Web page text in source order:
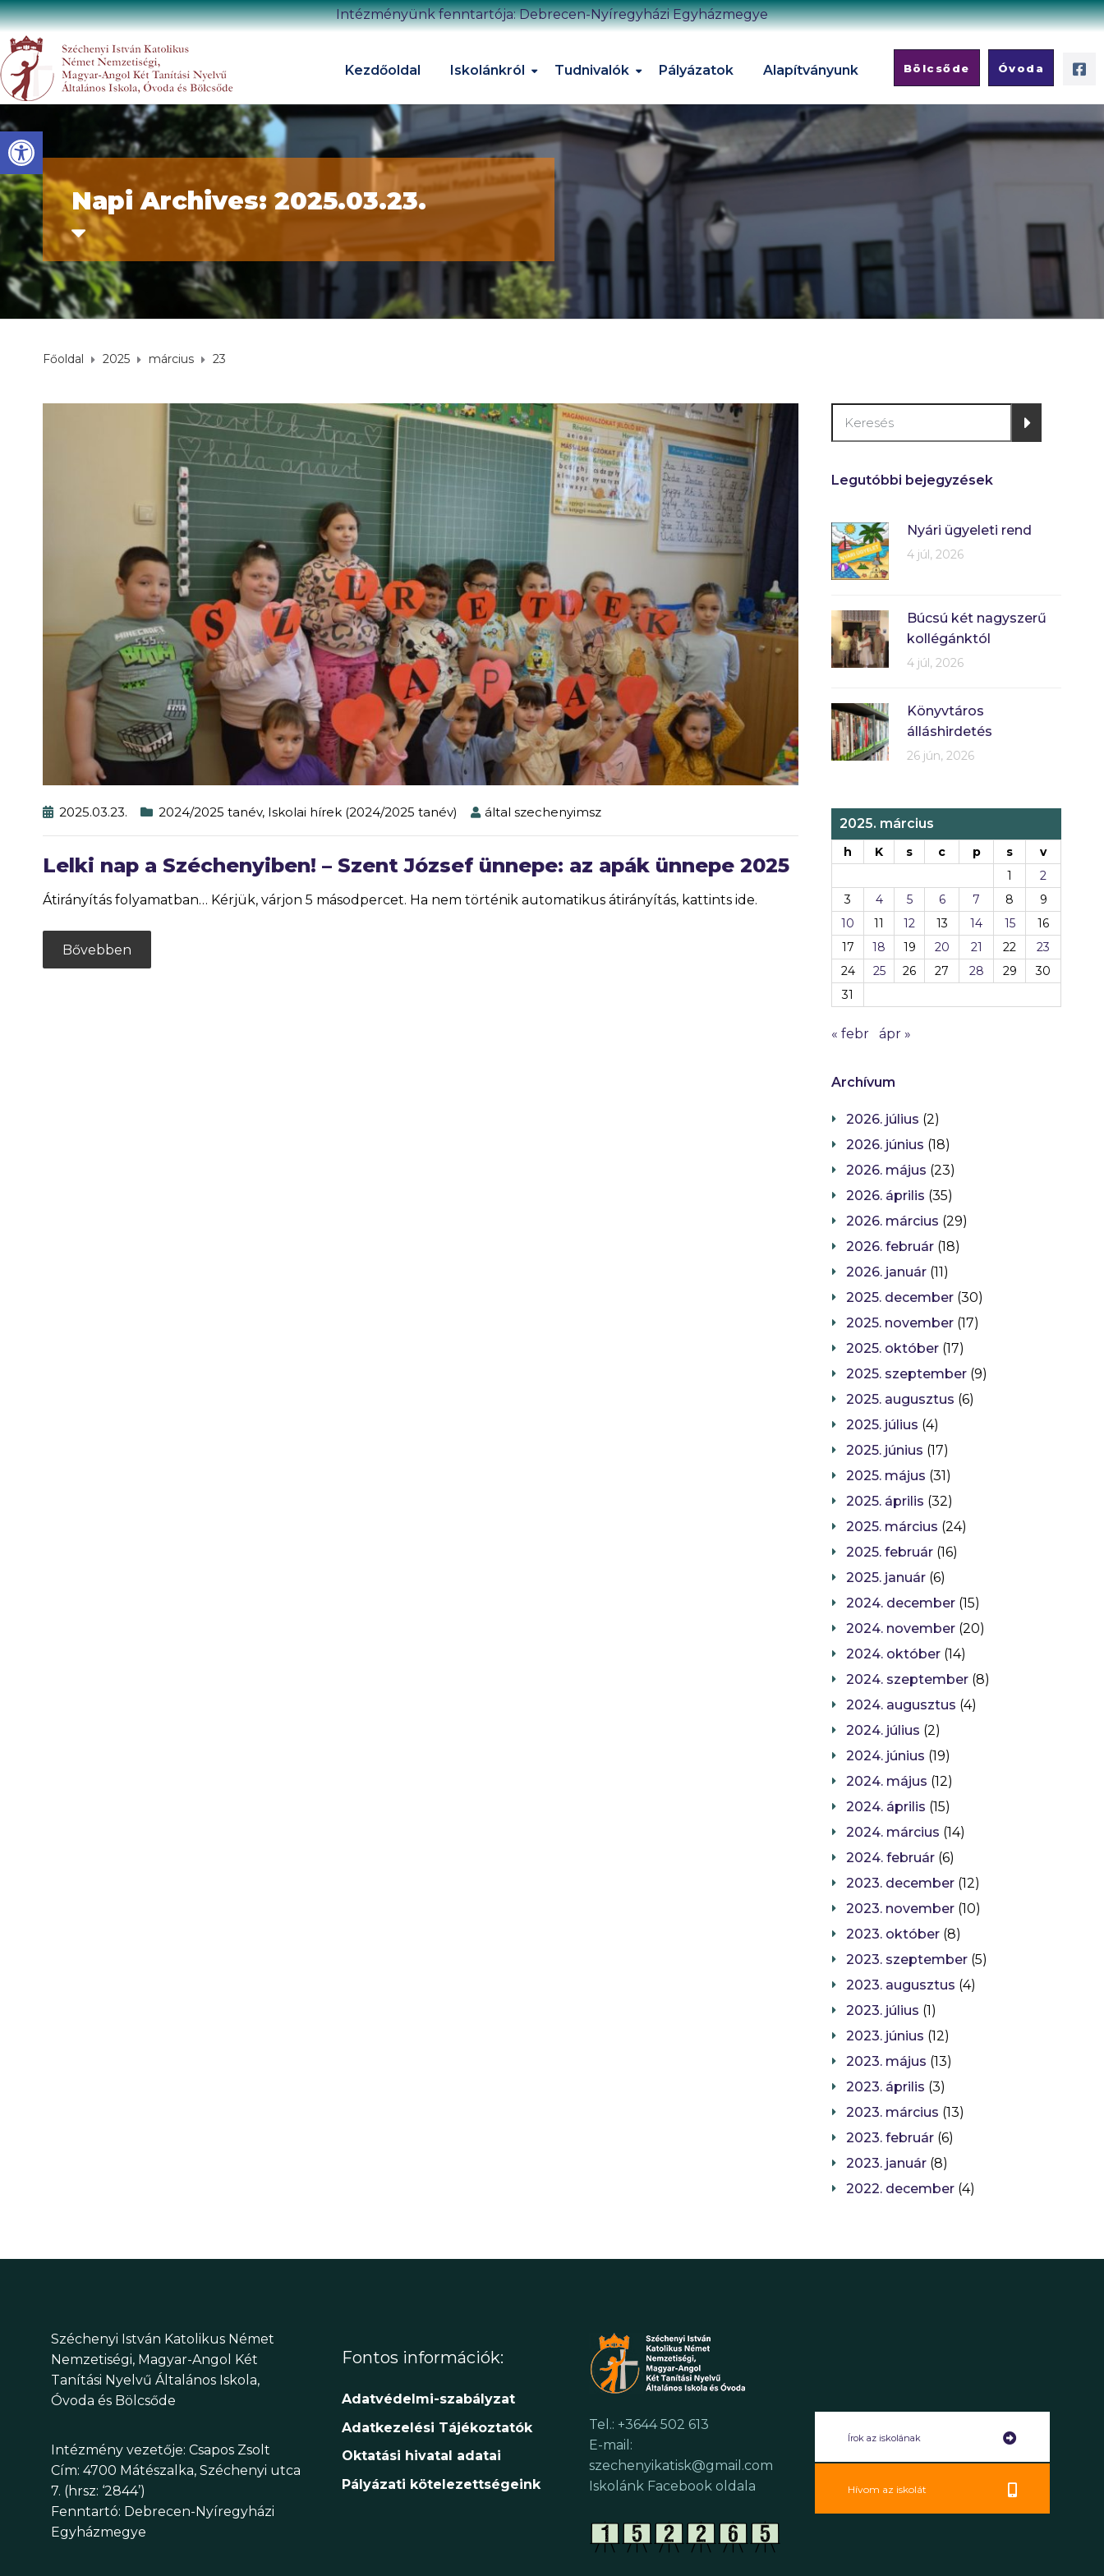
Eszköztár megnyitása
Intézményünk fenntartója: Debrecen-Nyíregyházi Egyházmegye
Kezdőoldal Iskolánkról Tudnivalók Pályázatok Alapítványunk Bölcsőde Óvoda
Napi Archives: 2025.03.23.
Főoldal 2025 március 23
2025.03.23. 2024/2025 tanév, Iskolai hírek (2024/2025 tanév) által szechenyimsz
Lelki nap a Széchenyiben! – Szent József ünnepe: az apák ünnepe 2025
Átirányítás folyamatban… Kérjük, várjon 5 másodpercet. Ha nem történik automatikus átirányítás, kattints ide.
Bővebben
Legutóbbi bejegyzések
Nyári ügyeleti rend
4 júl, 2026
Búcsú két nagyszerű
kollégánktól
4 júl, 2026
Könyvtáros
álláshirdetés
26 jún, 2026
2025. március
h K s c p s
v
1
2
3
4 5 6 7 8
9
10
11 12 13 14 15
16
17
18 19 20 21 22
23
24
25 26 27 28 29
30
31
« febr ápr »
Archívum
2026. július (2)
2026. június (18)
2026. május (23)
2026. április (35)
2026. március (29)
2026. február (18)
2026. január (11)
2025. december (30)
2025. november (17)
2025. október (17)
2025. szeptember (9)
2025. augusztus (6)
2025. július (4)
2025. június (17)
2025. május (31)
2025. április (32)
2025. március (24)
2025. február (16)
2025. január (6)
2024. december (15)
2024. november (20)
2024. október (14)
2024. szeptember (8)
2024. augusztus (4)
2024. július (2)
2024. június (19)
2024. május (12)
2024. április (15)
2024. március (14)
2024. február (6)
2023. december (12)
2023. november (10)
2023. október (8)
2023. szeptember (5)
2023. augusztus (4)
2023. július (1)
2023. június (12)
2023. május (13)
2023. április (3)
2023. március (13)
2023. február (6)
2023. január (8)
2022. december (4)
Széchenyi István Katolikus Német
Nemzetiségi, Magyar-Angol Két
Tanítási Nyelvű Általános Iskola,
Óvoda és Bölcsőde
Intézmény vezetője: Csapos Zsolt
Cím: 4700 Mátészalka, Széchenyi utca
7. (hrsz: ‘2844’)
Fenntartó: Debrecen-Nyíregyházi
Egyházmegye
Fontos információk:
Adatvédelmi-szabályzat
Adatkezelési Tájékoztatók
Oktatási hivatal adatai
Pályázati kötelezettségeink
Tel.: +3644 502 613
E-mail:
szechenyikatisk@gmail.com
Iskolánk Facebook oldala
Írok az iskolának
Hívom az iskolát